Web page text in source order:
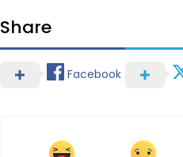
Share
Facebook